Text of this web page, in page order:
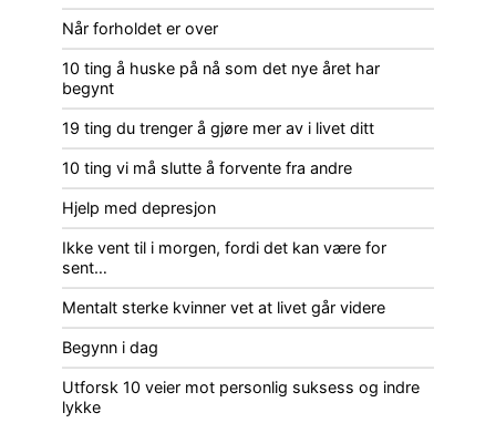
Når forholdet er over
10 ting å huske på nå som det nye året har
begynt
19 ting du trenger å gjøre mer av i livet ditt
10 ting vi må slutte å forvente fra andre
Hjelp med depresjon
Ikke vent til i morgen, fordi det kan være for
sent…
Mentalt sterke kvinner vet at livet går videre
Begynn i dag
Utforsk 10 veier mot personlig suksess og indre
lykke